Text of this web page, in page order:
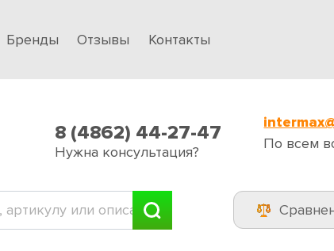
Бренды Отзывы Контакты
8 (4862) 44-27-47
Нужна консультация?
По всем